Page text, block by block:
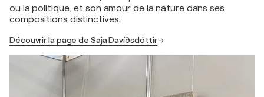
ou la politique, et son amour de la nature dans ses
compositions distinctives.
Découvrir la page de Saja Davíðsdóttir